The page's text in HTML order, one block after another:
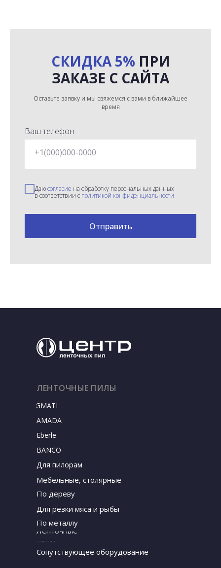
СКИДКА 5% ПРИ
ЗАКАЗЕ С САЙТА
Оставьте заявку и мы свяжемся с вами в ближайшее
время
Ваш телефон
+1(000)000-0000
Даюсогласие на обработку персональных данных
в соответствии с политикой конфиденциальности
Отправить
SIGMATEC
AMADA
Eberle
BANCO
Для пилорам
Мебельные, столярные
По дереву
Для резки мяса и рыбы
ЛЕНТОЧНЫЕ ПИЛЫ
По металлу
Ленточные
ножи
Сопутствующее оборудование